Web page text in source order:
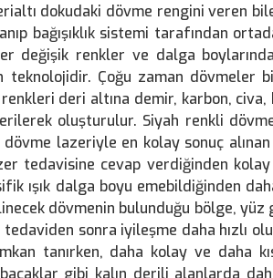
dokudaki dövme rengini veren
bağışıklık sistemi tarafından
değişik renkler ve dalga
teknolojidir. Çoğu zaman dövmeler
deri altına demir, karbon,
oluşturulur. Siyah renkli
lazeriyle en kolay sonuç
tedavisine cevap verdiğinden kolay
ışık dalga boyu emebildiğinden
dövmenin bulunduğu bölge, yüz
sonra iyileşme daha hızlı
tanırken, daha kolay ve daha
gibi kalın derili alanlarda